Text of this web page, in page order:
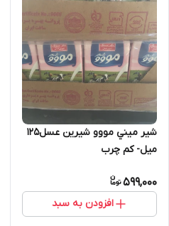
شیر ميني مووو شیرین عسل۱۲۵
میل- کم چرب
599,000
افزودن به سبد